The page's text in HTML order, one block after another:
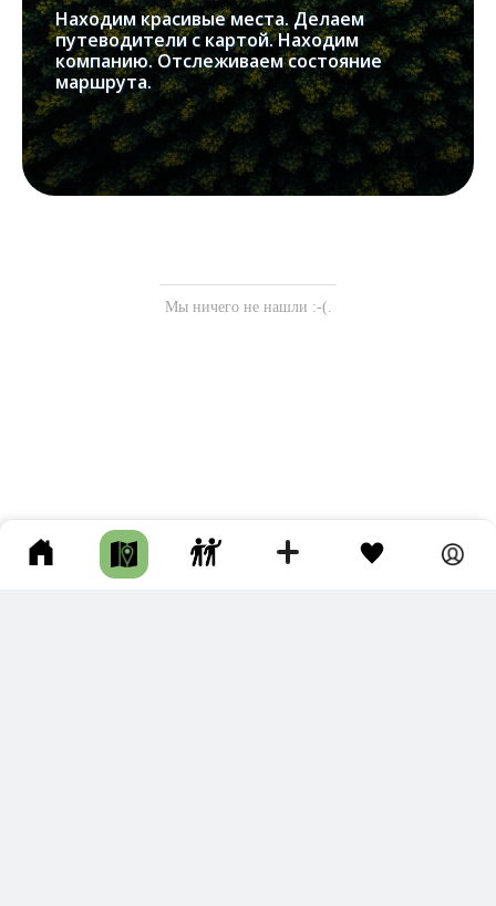
Находим красивые места. Делаем
путеводители с картой. Находим
компанию. Отслеживаем состояние
маршрута.
Мы ничего не нашли :-(.